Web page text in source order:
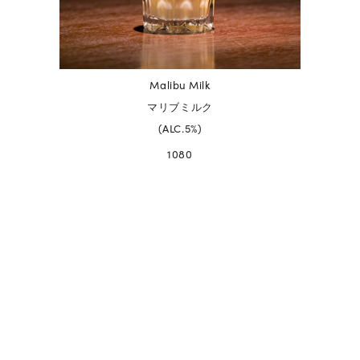
Malibu Milk
マリブミルク
(ALC.5%)
1080